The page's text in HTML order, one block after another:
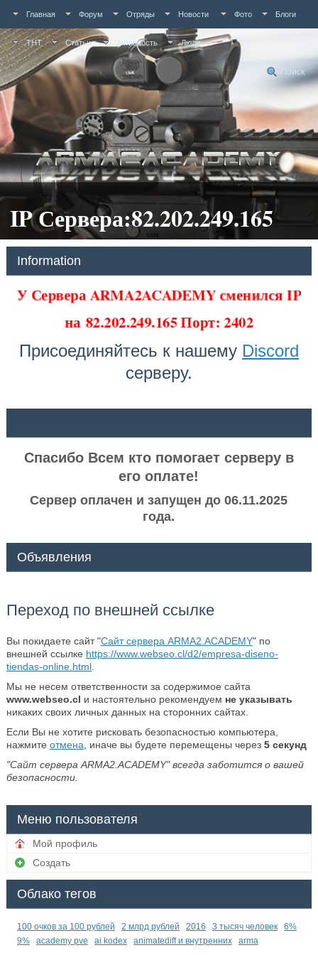
Главная Форум Отряды Новости Фото Блоги
ТНТ Статьи Активность Люди
Поиск
IP Сервера:82.202.249.165
Information
У Сервера ARMA2ACADEMY сменился IP
на 82.202.249.165 Порт: 2402
Присоединяйтесь к нашему Discord
серверу.
Спасибо Всем кто помогает серверу в
его оплате!
Сервер оплачен и запущен до 06.11.2025
года.
Объявления
Переход по внешней ссылке
Вы покидаете сайт "Сайт сервера ARMA2.ACADEMY" по
внешней ссылке https://www.webseo.cl/d2/empresa-diseno-
tiendas-online.html.
Мы не несем ответственности за содержимое сайта
www.webseo.cl и настоятельно рекомендуем не указывать
никаких своих личных данных на сторонних сайтах.
Если Вы не хотите рисковать безопасностью компьютера,
нажмите отмена , иначе вы будете перемещены через 5секунд
"Сайт сервера ARMA2.ACADEMY" всегда заботится о вашей
безопасности.
Меню пользователя
Мой профиль
Создать
Облако тегов
100 очков за 100 рублей 2 млрд рублей 2016 3 тысяч человек
6%
9%
academy pve ai kodex animatediff и внутренних arma